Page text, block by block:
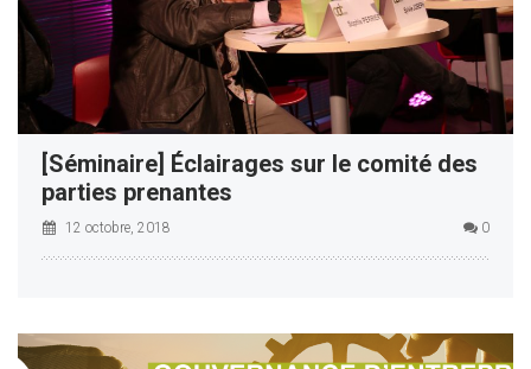
[Séminaire] Éclairages sur le comité des
parties prenantes
12 octobre, 2018 0